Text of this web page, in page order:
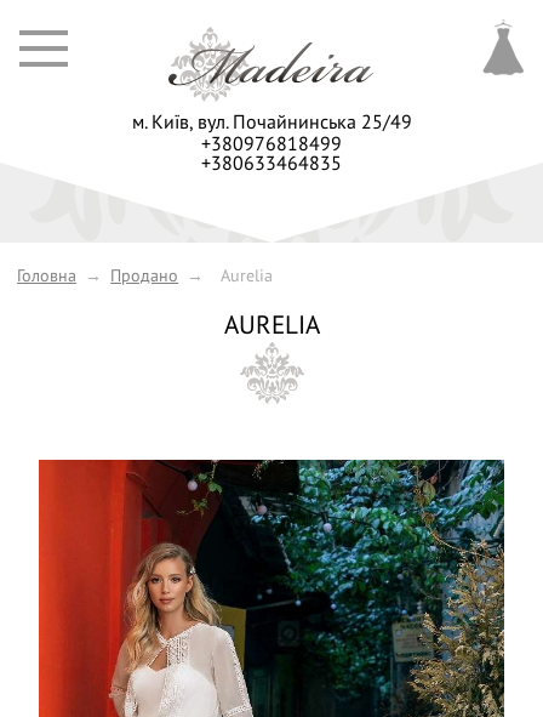
+380976818499
+380633464835
м. Київ, вул. Почайнинська 25/49
Головна → Продано → Aurelia
AURELIA